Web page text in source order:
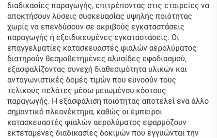
διαδικασίες παραγωγής, επιτρέποντας στις εταιρείες να
αποκτήσουν λύσεις συσκευασίας υψηλής ποιότητας
χωρίς να επενδύσουν σε ακριβούς εγκαταστάσεις
παραγωγής ή εξειδικευμένες εγκαταστάσεις. Οι
επαγγελματίες κατασκευαστές φιαλών αερολύματος
διατηρούν θεσμοθετημένες αλυσίδες εφοδιασμού,
εξασφαλίζοντας συνεχή διαθεσιμότητα υλικών και
ανταγωνιστικές δομές τιμών που ευνοούν τους
τελικούς πελάτες μέσω μειωμένου κόστους
παραγωγής. Η εξασφάλιση ποιότητας αποτελεί ένα άλλο
σημαντικό πλεονέκτημα, καθώς οι έμπειροι
κατασκευαστές φιαλών αερολύματος εφαρμόζουν
εκτεταμένες διαδικασίες δοκιμών που εγγυώνται την